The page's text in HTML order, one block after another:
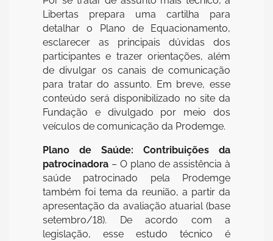
Libertas prepara uma cartilha para
detalhar o Plano de Equacionamento,
esclarecer as principais dúvidas dos
participantes e trazer orientações, além
de divulgar os canais de comunicação
para tratar do assunto. Em breve, esse
conteúdo será disponibilizado no site da
Fundação e divulgado por meio dos
veículos de comunicação da Prodemge.
Plano de Saúde: Contribuições da
patrocinadora – O plano de assistência à
saúde patrocinado pela Prodemge
também foi tema da reunião, a partir da
apresentação da avaliação atuarial (base
setembro/18). De acordo com a
legislação, esse estudo técnico é